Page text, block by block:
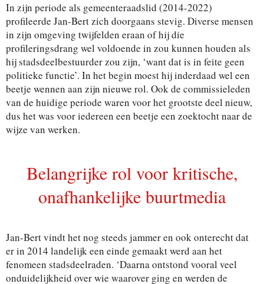
In zijn periode als gemeenteraadslid (2014-2022)
profileerde Jan-Bert zich doorgaans stevig. Diverse mensen
in zijn omgeving twijfelden eraan of hij die
profileringsdrang wel voldoende in zou kunnen houden als
hij stadsdeelbestuurder zou zijn, ‘want dat is in feite geen
politieke functie’. In het begin moest hij inderdaad wel een
beetje wennen aan zijn nieuwe rol. Ook de commissieleden
van de huidige periode waren voor het grootste deel nieuw,
dus het was voor iedereen een beetje een zoektocht naar de
wijze van werken.
Belangrijke rol voor kritische,
onafhankelijke buurtmedia
Jan-Bert vindt het nog steeds jammer en ook onterecht dat
er in 2014 landelijk een einde gemaakt werd aan het
fenomeen stadsdeelraden. ‘Daarna ontstond vooral veel
onduidelijkheid over wie waarover ging en werden de